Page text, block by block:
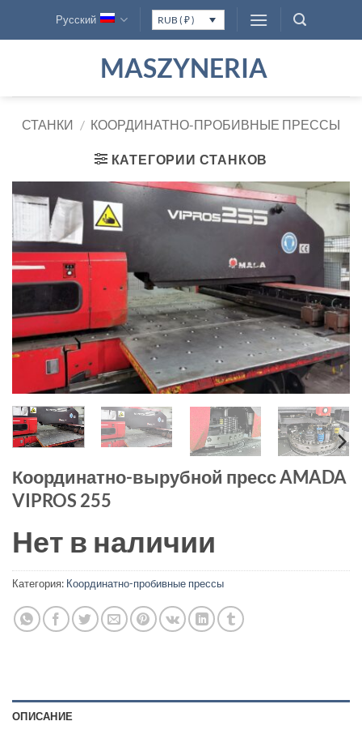
Русский RUB ( ₽ )
MASZYNERIA
СТАНКИ / КООРДИНАТНО-ПРОБИВНЫЕ ПРЕССЫ
КАТЕГОРИИ СТАНКОВ
Координатно-вырубной пресс AMADA
VIPROS 255
Нет в наличии
Категория: Координатно-пробивные прессы
ОПИСАНИЕ